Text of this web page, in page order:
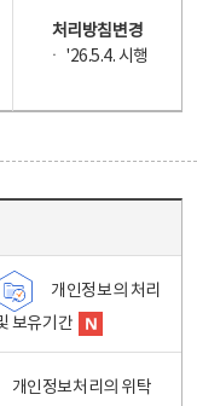
처리방침변경
ㆍ '26.5.4. 시행
개인정보의 처리
보유기간
개인정보처리의 위탁